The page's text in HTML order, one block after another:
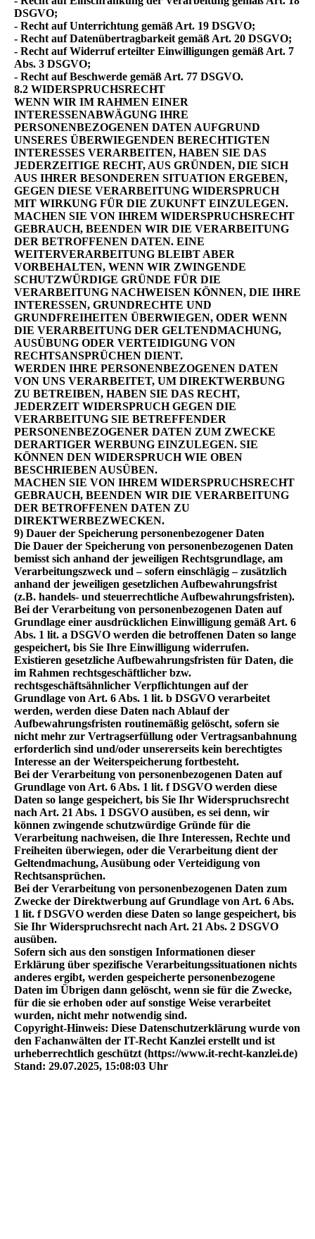
DSGVO;
- Recht auf Unterrichtung gemäß Art. 19 DSGVO;
- Recht auf Datenübertragbarkeit gemäß Art. 20 DSGVO;
- Recht auf Widerruf erteilter Einwilligungen gemäß Art. 7
Abs. 3 DSGVO;
- Recht auf Beschwerde gemäß Art. 77 DSGVO.
8.2 WIDERSPRUCHSRECHT
WENN WIR IM RAHMEN EINER
INTERESSENABWÄGUNG IHRE
PERSONENBEZOGENEN DATEN AUFGRUND
UNSERES ÜBERWIEGENDEN BERECHTIGTEN
INTERESSES VERARBEITEN, HABEN SIE DAS
JEDERZEITIGE RECHT, AUS GRÜNDEN, DIE SICH
AUS IHRER BESONDEREN SITUATION ERGEBEN,
GEGEN DIESE VERARBEITUNG WIDERSPRUCH
MIT WIRKUNG FÜR DIE ZUKUNFT EINZULEGEN.
MACHEN SIE VON IHREM WIDERSPRUCHSRECHT
GEBRAUCH, BEENDEN WIR DIE VERARBEITUNG
DER BETROFFENEN DATEN. EINE
WEITERVERARBEITUNG BLEIBT ABER
VORBEHALTEN, WENN WIR ZWINGENDE
SCHUTZWÜRDIGE GRÜNDE FÜR DIE
VERARBEITUNG NACHWEISEN KÖNNEN, DIE IHRE
INTERESSEN, GRUNDRECHTE UND
GRUNDFREIHEITEN ÜBERWIEGEN, ODER WENN
DIE VERARBEITUNG DER GELTENDMACHUNG,
AUSÜBUNG ODER VERTEIDIGUNG VON
RECHTSANSPRÜCHEN DIENT.
WERDEN IHRE PERSONENBEZOGENEN DATEN
VON UNS VERARBEITET, UM DIREKTWERBUNG
ZU BETREIBEN, HABEN SIE DAS RECHT,
JEDERZEIT WIDERSPRUCH GEGEN DIE
VERARBEITUNG SIE BETREFFENDER
PERSONENBEZOGENER DATEN ZUM ZWECKE
DERARTIGER WERBUNG EINZULEGEN. SIE
KÖNNEN DEN WIDERSPRUCH WIE OBEN
BESCHRIEBEN AUSÜBEN.
MACHEN SIE VON IHREM WIDERSPRUCHSRECHT
GEBRAUCH, BEENDEN WIR DIE VERARBEITUNG
DER BETROFFENEN DATEN ZU
DIREKTWERBEZWECKEN.
9) Dauer der Speicherung personenbezogener Daten
Die Dauer der Speicherung von personenbezogenen Daten
bemisst sich anhand der jeweiligen Rechtsgrundlage, am
Verarbeitungszweck und – sofern einschlägig – zusätzlich
anhand der jeweiligen gesetzlichen Aufbewahrungsfrist
(z.B. handels- und steuerrechtliche Aufbewahrungsfristen).
Bei der Verarbeitung von personenbezogenen Daten auf
Grundlage einer ausdrücklichen Einwilligung gemäß Art. 6
Abs. 1 lit. a DSGVO werden die betroffenen Daten so lange
gespeichert, bis Sie Ihre Einwilligung widerrufen.
Existieren gesetzliche Aufbewahrungsfristen für Daten, die
im Rahmen rechtsgeschäftlicher bzw.
rechtsgeschäftsähnlicher Verpflichtungen auf der
Grundlage von Art. 6 Abs. 1 lit. b DSGVO verarbeitet
werden, werden diese Daten nach Ablauf der
Aufbewahrungsfristen routinemäßig gelöscht, sofern sie
nicht mehr zur Vertragserfüllung oder Vertragsanbahnung
erforderlich sind und/oder unsererseits kein berechtigtes
Interesse an der Weiterspeicherung fortbesteht.
Bei der Verarbeitung von personenbezogenen Daten auf
Grundlage von Art. 6 Abs. 1 lit. f DSGVO werden diese
Daten so lange gespeichert, bis Sie Ihr Widerspruchsrecht
nach Art. 21 Abs. 1 DSGVO ausüben, es sei denn, wir
können zwingende schutzwürdige Gründe für die
Verarbeitung nachweisen, die Ihre Interessen, Rechte und
Freiheiten überwiegen, oder die Verarbeitung dient der
Geltendmachung, Ausübung oder Verteidigung von
Rechtsansprüchen.
Bei der Verarbeitung von personenbezogenen Daten zum
Zwecke der Direktwerbung auf Grundlage von Art. 6 Abs.
1 lit. f DSGVO werden diese Daten so lange gespeichert, bis
Sie Ihr Widerspruchsrecht nach Art. 21 Abs. 2 DSGVO
ausüben.
Sofern sich aus den sonstigen Informationen dieser
Erklärung über spezifische Verarbeitungssituationen nichts
anderes ergibt, werden gespeicherte personenbezogene
Daten im Übrigen dann gelöscht, wenn sie für die Zwecke,
für die sie erhoben oder auf sonstige Weise verarbeitet
wurden, nicht mehr notwendig sind.
Copyright-Hinweis: Diese Datenschutzerklärung wurde von
den Fachanwälten der IT-Recht Kanzlei erstellt und ist
urheberrechtlich geschützt (https://www.it-recht-kanzlei.de)
Stand: 29.07.2025, 15:08:03 Uhr